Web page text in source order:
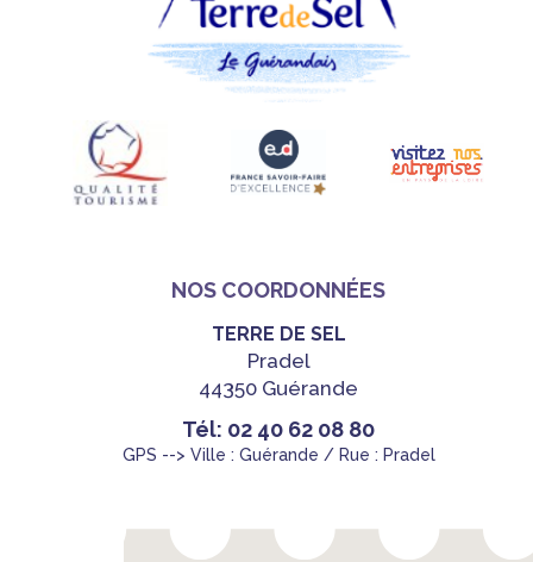
NOS COORDONNÉES
TERRE DE SEL
Pradel
44350 Guérande
Tél: 02 40 62 08 80
GPS --> Ville : Guérande / Rue : Pradel